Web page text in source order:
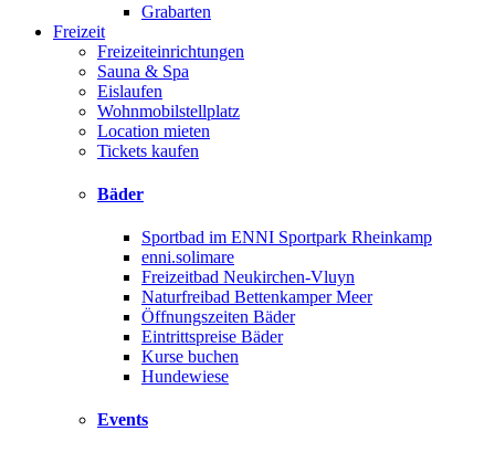
Grabarten
Freizeit
Freizeiteinrichtungen
Sauna & Spa
Eislaufen
Wohnmobilstellplatz
Location mieten
Tickets kaufen
Bäder
Sportbad im ENNI Sportpark Rheinkamp
enni.solimare
Freizeitbad Neukirchen-Vluyn
Naturfreibad Bettenkamper Meer
Öffnungszeiten Bäder
Eintrittspreise Bäder
Kurse buchen
Hundewiese
Events